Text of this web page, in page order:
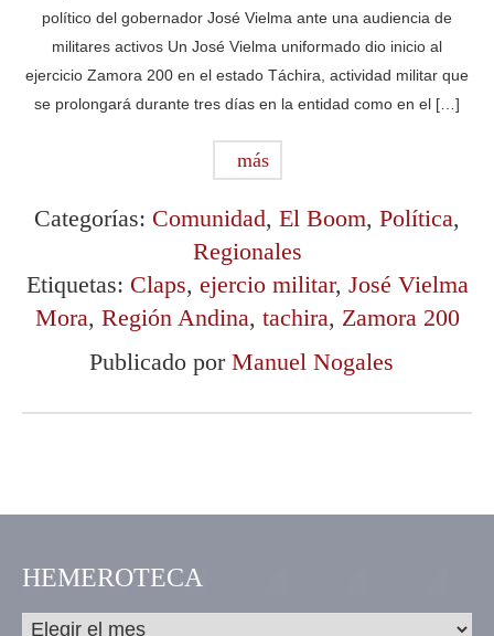
político del gobernador José Vielma ante una audiencia de
militares activos Un José Vielma uniformado dio inicio al
ejercicio Zamora 200 en el estado Táchira, actividad militar que
se prolongará durante tres días en la entidad como en el […]
más
Categorías: Comunidad, El Boom, Política,
Regionales
Etiquetas: Claps, ejercio militar, José Vielma
Mora, Región Andina, tachira, Zamora 200
Publicado por Manuel Nogales
HEMEROTECA